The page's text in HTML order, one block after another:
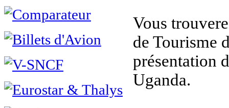
Vous
de Tourisme
présentation
Uganda.